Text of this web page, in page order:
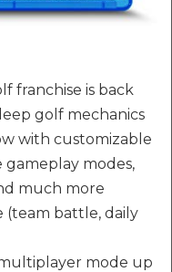
franchise is back
golf mechanics
with customizable
gameplay modes,
much more
(team battle, daily
mode up